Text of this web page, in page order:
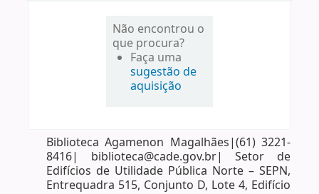
Não encontrou o
que procura?
Faça uma
sugestão de
aquisição
Biblioteca Agamenon Magalhães|(61) 3221-
8416| biblioteca@cade.gov.br| Setor de
Edifícios de Utilidade Pública Norte – SEPN,
Entrequadra 515, Conjunto D, Lote 4, Edifício